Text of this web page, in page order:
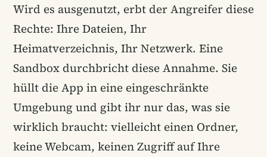
Wird es ausgenutzt, erbt der Angreifer diese
Rechte: Ihre Dateien, Ihr
Heimatverzeichnis, Ihr Netzwerk. Eine
Sandbox durchbricht diese Annahme. Sie
hüllt die App in eine eingeschränkte
Umgebung und gibt ihr nur das, was sie
wirklich braucht: vielleicht einen Ordner,
keine Webcam, keinen Zugriff auf Ihre